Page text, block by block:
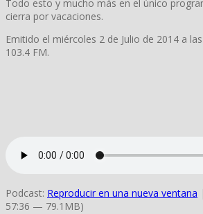
Todo esto y mucho más en el único
cierra por vacaciones.
Emitido el miércoles 2 de Julio de 2014 a
103.4 FM.
Podcast: Reproducir en una nueva ventana
57:36 — 79.1MB)